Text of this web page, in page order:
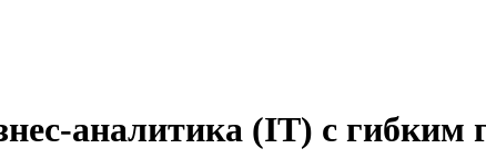
аналитика (IT) с